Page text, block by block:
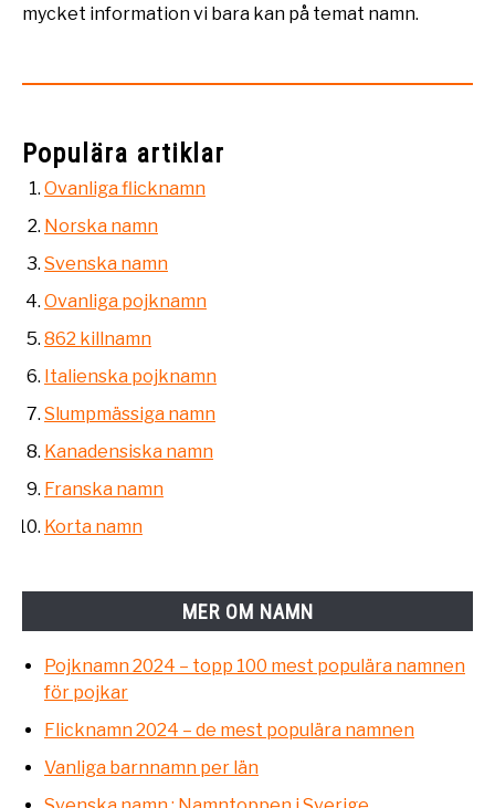
mycket information vi bara kan på temat namn.
Populära artiklar
Ovanliga flicknamn
Norska namn
Svenska namn
Ovanliga pojknamn
862 killnamn
Italienska pojknamn
Slumpmässiga namn
Kanadensiska namn
Franska namn
Korta namn
MER OM NAMN
Pojknamn 2024 – topp 100 mest populära namnen
för pojkar
Flicknamn 2024 – de mest populära namnen
Vanliga barnnamn per län